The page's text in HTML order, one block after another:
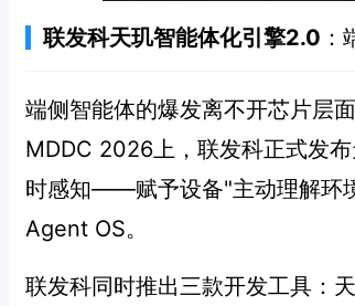
联发科天玑智能体化引擎2.0
端侧智能体的爆发离不开芯片层
MDDC 2026上，联发科正式发
时感知——赋予设备"主动理解环
Agent OS。
联发科同时推出三款开发工具：